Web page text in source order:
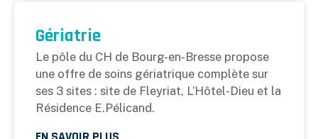
Gériatrie
Le pôle du CH de Bourg-en-Bresse propose
une offre de soins gériatrique complète sur
ses 3 sites : site de Fleyriat, L’Hôtel-Dieu et la
Résidence E.Pélicand.